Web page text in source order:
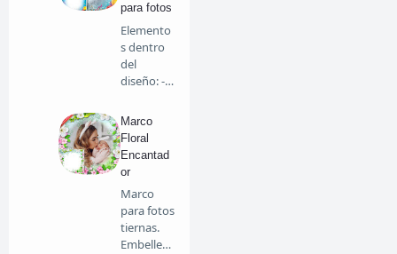
para fotos
Elemento
s dentro
del
diseño: -
col…
Marco
Floral
Encantad
or
Marco
para fotos
tiernas.
Embellece